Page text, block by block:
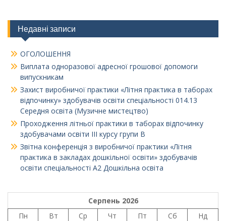
Недавні записи
ОГОЛОШЕННЯ
Виплата одноразової адресної грошової допомоги
випускникам
Захист виробничої практики «Літня практика в таборах
відпочинку» здобувачів освіти спеціальності 014.13
Середня освіта (Музичне мистецтво)
Проходження літньої практики в таборах відпочинку
здобувачами освіти ІІІ курсу групи В
Звітна конференція з виробничої практики «Літня
практика в закладах дошкільної освіти» здобувачів
освіти спеціальності А2 Дошкільна освіта
Серпень 2026
Пн
Вт Ср Чт Пт Сб
Нд